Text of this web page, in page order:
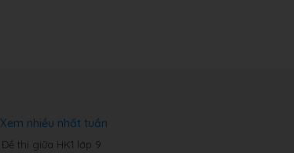
Xem nhiều nhất tuần
Đề thi giữa HK1 lớp 9